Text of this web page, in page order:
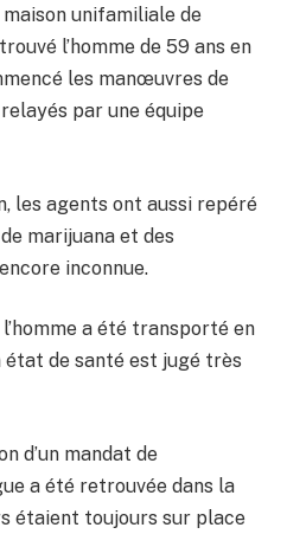
unifamiliale de
l’homme de 59 ans en
les manœuvres de
par une équipe
les agents ont aussi repéré
marijuana et des
inconnue.
a été transporté en
de santé est jugé très
d’un mandat de
a été retrouvée dans la
étaient toujours sur place